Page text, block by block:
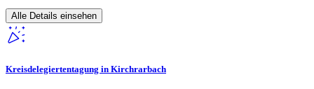
Alle Details einsehen
Kreisdelegiertentagung in Kirchrarbach